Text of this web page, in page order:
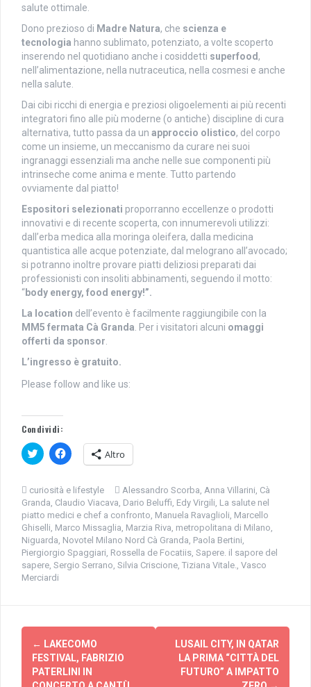
salute ottimale.
Dono prezioso di Madre Natura, che scienza e
tecnologia hanno sublimato, potenziato, a volte scoperto
inserendo nel quotidiano anche i cosiddetti superfood ,
nell’alimentazione, nella nutraceutica, nella cosmesi e anche
nella salute.
Dai cibi ricchi di energia e preziosi oligoelementi ai più recenti
integratori fino alle più moderne (o antiche) discipline di cura
alternativa, tutto passa da un approccio olistico, del corpo
come un insieme, un meccanismo da curare nei suoi
ingranaggi essenziali ma anche nelle sue componenti più
intrinseche come anima e mente. Tutto partendo
ovviamente dal piatto!
Espositori selezionati proporranno eccellenze o prodotti
innovativi e di recente scoperta, con innumerevoli utilizzi:
dall’erba medica alla moringa oleifera, dalla medicina
quantistica alle acque potenziate, dal melograno all’avocado;
si potranno inoltre provare piatti deliziosi preparati dai
professionisti con insoliti abbinamenti, seguendo il motto:
“body energy, food energy!”.
La location dell’evento è facilmente raggiungibile con la
MM5 fermata Cà Granda . Per i visitatori alcuni omaggi
offerti da sponsor
L’ingresso è gratuito.
Please follow and like us:
Condividi:
F
a
l
i
c
q
u
i
p
e
r
c
o
r
e
s
u
F
a
l
i
c
p
e
r
c
o
n
d
s
u
F
a
c
Altro
curiosità e lifestyle Alessandro Scorba, Anna Villarini, Cà
Granda, Claudio Viacava, Dario Beluffi, Edy Virgili, La salute nel
piatto medici e chef a confronto, Manuela Ravaglioli, Marcello
Ghiselli, Marco Missaglia, Marzia Riva, metropolitana di Milano,
Niguarda, Novotel Milano Nord Cà Granda, Paola Bertini,
Piergiorgio Spaggiari, Rossella de Focatiis, Sapere. il sapore del
sapere, Sergio Serrano, Silvia Criscione, Tiziana Vitale., Vasco
Merciardi
Navigazione
articolo
← LAKECOMO
FESTIVAL, FABRIZIO
PATERLINI IN
LUSAIL CITY, IN QATAR
LA PRIMA “CITTÀ DEL
FUTURO” A IMPATTO